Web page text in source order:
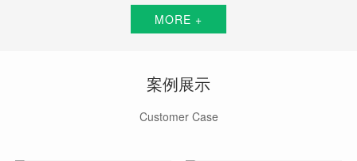
MORE +
案例展示
Customer Case